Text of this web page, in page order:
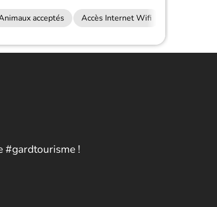
acceptés Accès Internet Wifi
#gardtourisme !